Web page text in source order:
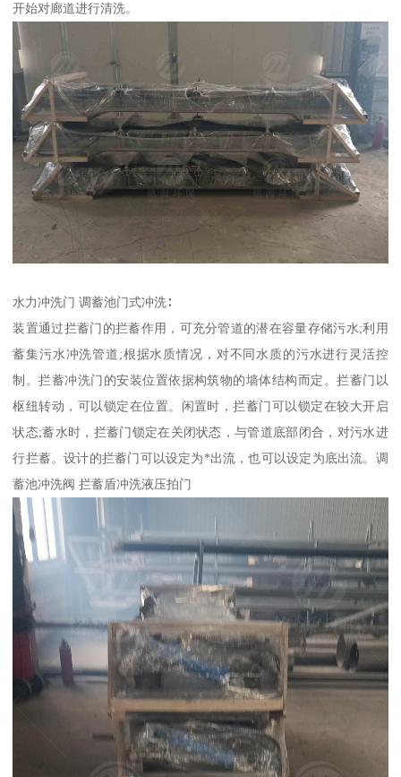
开始对廊道进行清洗。
水力冲洗门 调蓄池门式冲洗∶
装置通过拦蓄门的拦蓄作用，可充分管道的潜在容量存储污水;利用
蓄集污水冲洗管道;根据水质情况，对不同水质的污水进行灵活控
制。拦蓄冲洗门的安装位置依据构筑物的墙体结构而定。拦蓄门以
枢纽转动，可以锁定在位置。闲置时，拦蓄门可以锁定在较大开启
状态;蓄水时，拦蓄门锁定在关闭状态，与管道底部闭合，对污水进
行拦蓄。设计的拦蓄门可以设定为*出流，也可以设定为底出流。调
蓄池冲洗阀 拦蓄盾冲洗液压拍门